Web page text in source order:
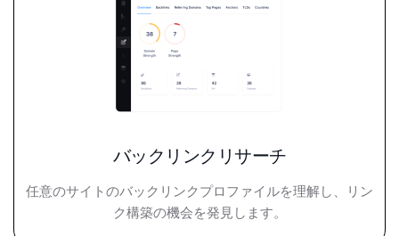
バックリンクリサーチ
任意のサイトのバックリンクプロファイルを理解し、リン
ク構築の機会を発見します。